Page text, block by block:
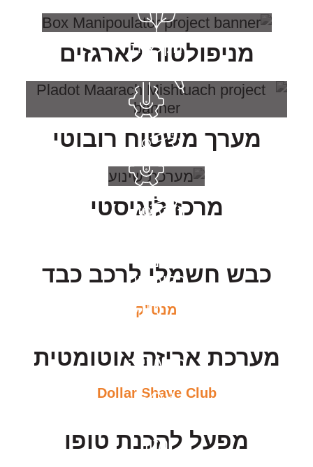
חקלאות
מניפולטור לארגזים
מערך משטוח רובוטי
אוטומציה
בתעשייה
מרכז לוגיסטי
אוטומציה
בתעשייה
כבש חשמלי לרכב כבד
מנט"ק
בתעשייה
מערכת אריזה אוטומטית
Dollar Shave Club
עיבוד
מזון
מפעל להכנת טופו